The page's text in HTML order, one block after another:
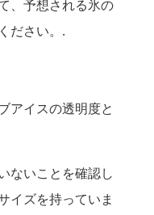
、予想される氷の
ださい。.
アイスの透明度と
ないことを確認し
イズを持っていま